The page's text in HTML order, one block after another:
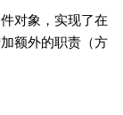
对象，实现了在
额外的职责（方